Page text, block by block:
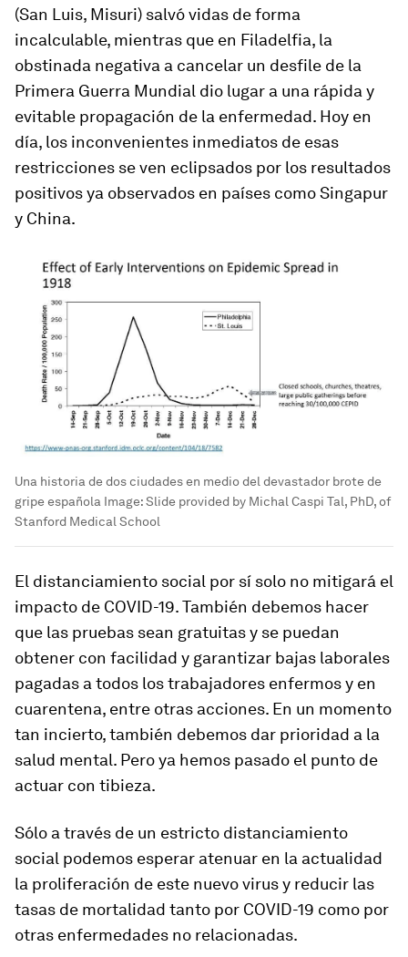
(San Luis, Misuri) salvó vidas de forma
incalculable, mientras que en Filadelfia, la
obstinada negativa a cancelar un desfile de la
Primera Guerra Mundial dio lugar a una rápida y
evitable propagación de la enfermedad. Hoy en
día, los inconvenientes inmediatos de esas
restricciones se ven eclipsados por los resultados
positivos ya observados en países como Singapur
y China.
Una historia de dos ciudades en medio del devastador brote de
gripe española Image:Slide provided by Michal Caspi Tal, PhD, of
Stanford Medical School
El distanciamiento social por sí solo no mitigará el
impacto de COVID-19. También debemos hacer
que las pruebas sean gratuitas y se puedan
obtener con facilidad y garantizar bajas laborales
pagadas a todos los trabajadores enfermos y en
cuarentena, entre otras acciones. En un momento
tan incierto, también debemos dar prioridad a la
salud mental. Pero ya hemos pasado el punto de
actuar con tibieza.
Sólo a través de un estricto distanciamiento
social podemos esperar atenuar en la actualidad
la proliferación de este nuevo virus y reducir las
tasas de mortalidad tanto por COVID-19 como por
otras enfermedades no relacionadas.